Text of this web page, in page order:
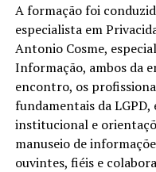
A formação foi
especialista em
Antonio Cosme,
Informação, ambos da
encontro, os
fundamentais da
institucional e
manuseio de
ouvintes, fiéis e